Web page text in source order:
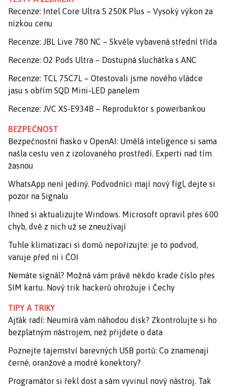
Recenze: Intel Core Ultra 5 250K Plus – Vysoký výkon za
nízkou cenu
Recenze: JBL Live 780 NC – Skvěle vybavená střední třída
Recenze: O2 Pods Ultra – Dostupná sluchátka s ANC
Recenze: TCL 75C7L – Otestovali jsme nového vládce
jasu s obřím SQD Mini-LED panelem
Recenze: JVC XS-E934B – Reproduktor s powerbankou
BEZPEČNOST
Bezpečnostní fiasko v OpenAI: Umělá inteligence si sama
našla cestu ven z izolovaného prostředí. Experti nad tím
žasnou
WhatsApp není jediný. Podvodníci mají nový fígl, dejte si
pozor na Signalu
Ihned si aktualizujte Windows. Microsoft opravil přes 600
chyb, dvě z nich už se zneužívají
Tuhle klimatizaci si domů nepořizujte: je to podvod,
varuje před ní i ČOI
Nemáte signál? Možná vám právě někdo krade číslo přes
SIM kartu. Nový trik hackerů ohrožuje i Čechy
TIPY A TRIKY
Ajťák radí: Neumírá vám náhodou disk? Zkontrolujte si ho
bezplatným nástrojem, než přijdete o data
Poznejte tajemství barevných USB portů: Co znamenají
černé, oranžové a modré konektory?
Programátor si řekl dost a sám vyvinul nový nástroj. Tak